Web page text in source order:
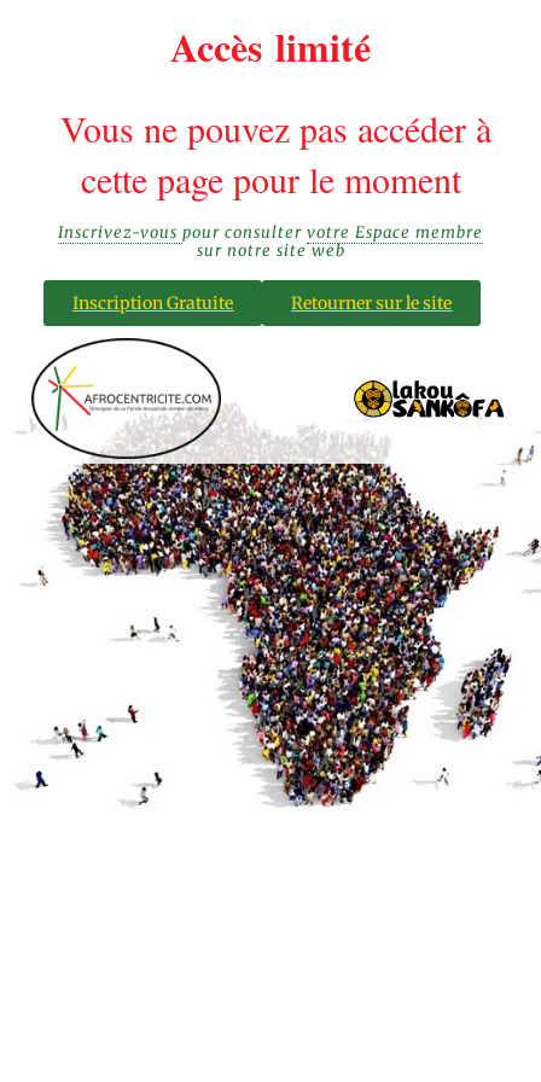
Accès limité
Vous ne pouvez pas accéder à
cette page pour le moment
Inscrivez-vous pour consulter votre Espace membre
sur notre site web
Inscription Gratuite Retourner sur le site